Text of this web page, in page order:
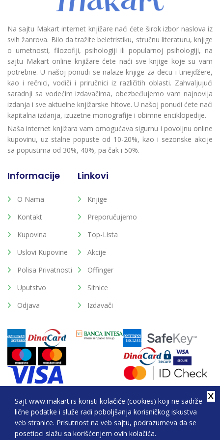
Sajt www.makart.rs koristi kolačiće (cookies) koji ne sadrže
lične podatke i služe radi poboljšanja korisničkog iskustva
veb stranice. Prisutnost na veb sajtu, podrazumeva da se
posetioci slažu sa korišćenjem ovih kolačića.
Na sajtu Makart internet knjižare naći ćete širok izbor naslova iz
svih žanrova. Bilo da tražite beletristiku, stručnu literaturu, knjige
o umetnosti, filozofiji, psihologiji ili popularnoj psihologiji, na
sajtu Makart online knjižare ćete naći sve knjige koje su vam
potrebne. U našoj ponudi se nalaze knjige za decu i tinejdžere,
kao i rečnici, vodiči i priručnici iz različitih oblasti. Zahvaljujući
saradnji sa vodećim izdavačima, obezbeđujemo vam najnovija
izdanja i sve aktuelne knjižarske hitove. U našoj ponudi ćete naći
kapitalna izdanja, izuzetne monografije i obimne enciklopedije.
Naša internet knjižara vam omogućava sigurnu i povoljnu online
kupovinu, uz stalne popuste od 10-20%, kao i sezonske akcije
sa popustima od 30%, 40%, pa čak i 50%.
Informacije
O Nama
Kontakt
Kupovina
Uslovi Kupovine
Polisa Privatnosti
Uputstvo
Odjava
Linkovi
Knjige
Preporučujemo
Top-Lista
Akcije
Offinger
Sitnice
Izdavači
2026. All Rights Reserved © Makart.rs - MAKART DOO
BEOGRAD (NOVI BEOGRAD), PIB: 105184104, MB: